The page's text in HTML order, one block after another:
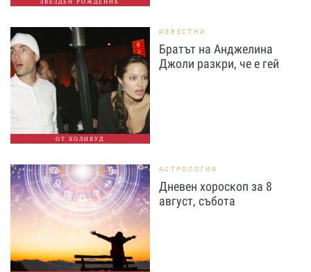
ЗВЕЗДЕН РОЖДЕНИК
ОТ ХОЛИВУД
ИЗВЕСТНИ
Братът на Анджелина
Джоли разкри, че е гей
АСТРОЛОГИЯ
Дневен хороскоп за 8
август, събота